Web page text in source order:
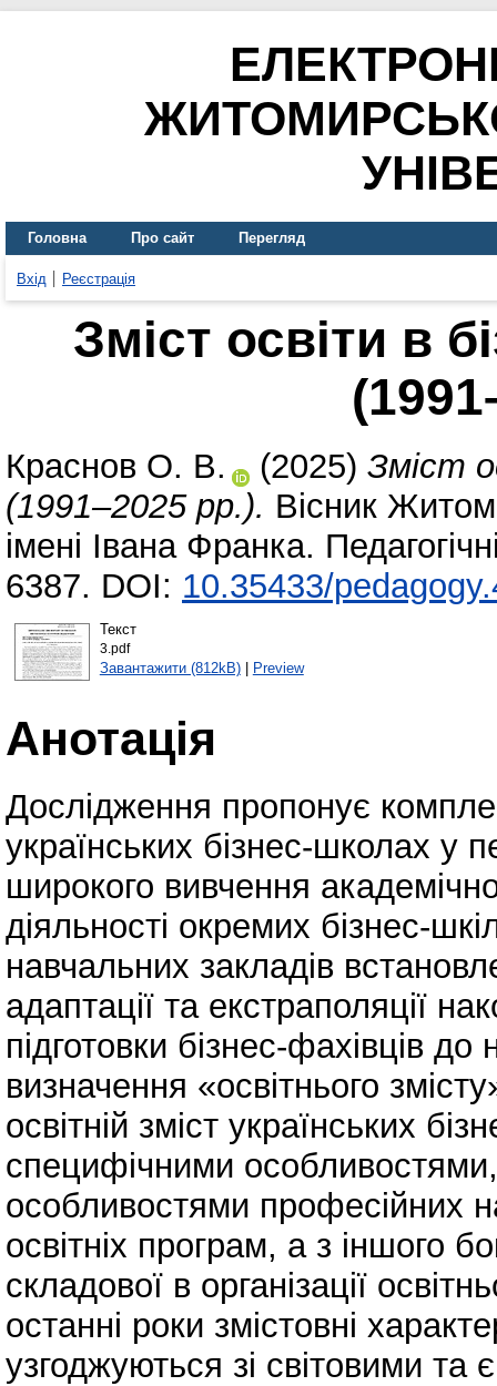
Головна Про сайт Перегляд
Вхід Реєстрація
Зміст освіти в
Краснов О. В. (2025) Зміст
(1991–2025 рр.). Вісник
імені Івана Франка.
6387. DOI: 10.35433/
Текст
3.pdf
Завантажити (812kB)| Preview
Анотація
Дослідження пропонує
українських бізнес-школах у
широкого вивчення
діяльності окремих бізнес-
навчальних закладів
адаптації та екстраполяції
підготовки бізнес-фахівців
визначення «освітнього
освітній зміст українських
специфічними
особливостями професійних
освітніх програм, а з іншого
складової в організації
останні роки змістовні
узгоджуються зі світовими